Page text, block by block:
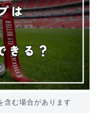
含む場合があります